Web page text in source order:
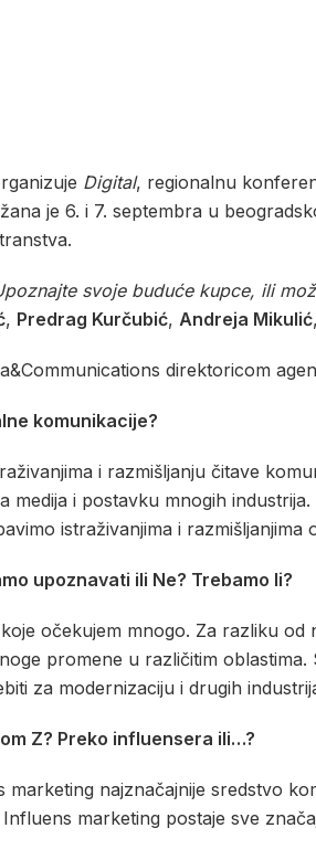
Digital, regionalnu
je 6. i 7. septembra u
svoje buduće kupce, ili
, Predrag Kurčubić, Andreja Mikulić,
direktoricom
komunikacije?
i razmišljanju čitave
i postavku mnogih
istraživanjima i razmišljanjima
upoznavati ili Ne? Trebamo li?
očekujem mnogo. Za razliku od
promene u različitim
za modernizaciju i drugih
Z? Preko influensera ili…?
najznačajnije sredstvo
marketing postaje sve